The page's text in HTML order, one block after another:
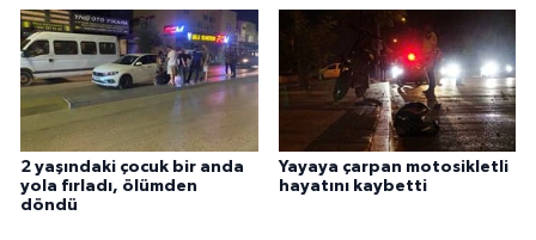
2 yaşındaki çocuk bir anda
yola fırladı, ölümden
döndü
Yayaya çarpan motosikletli
hayatını kaybetti